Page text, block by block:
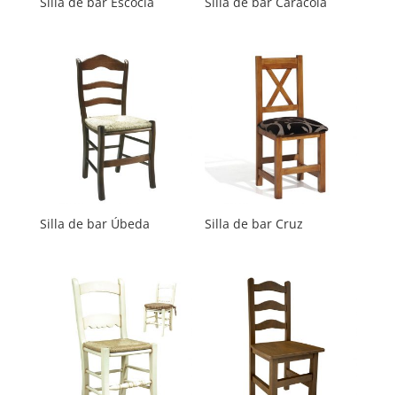
Silla de bar Úbeda Silla de bar Cruz